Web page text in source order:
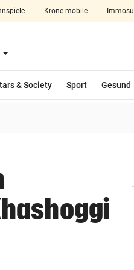
Krone mobile
Menü aufklappen
& Society Sport Gesund